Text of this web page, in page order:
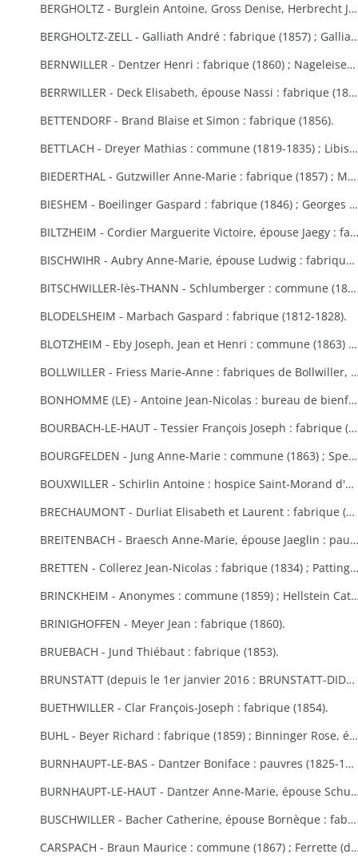
BERGHOLTZ - Burglein Antoine, Gross Denise, Herbrecht Joseph, Peter Joseph, Tresch Maurice, Zissler Xavier : commune (1844) ; Kuntz Charles : fabrique (1867) ; Ruck Michel, Schill Marie-Anne : fabrique (1866).
BERGHOLTZ-ZELL - Galliath André : fabrique (1857) ; Galliath Joseph : fabrique (1830) ; Koch Joseph : fabrique (1832) ; Meyer Madeleine : fabrique (1868) ; Reck Nicolas : commune (1861) ; Riegert Françoise, épouse Striess : fabrique (1856) ; Steyer Joseph : fabrique (1859) ; Strich Sébastien : fabrique (1839).
BERNWILLER - Dentzer Henri : fabrique (1860) ; Nageleisen Michel : fabrique (1857).
BERRWILLER - Deck Elisabeth, épouse Nassi : fabrique (1838) ; Freyburger Brigitte, épouse Neff : fabrique (1836) ; Koehl Brigitte, épouse Wintenberger : fabrique (1841) ; Nass Marie-Anne, épouse Muller : fabrique (1825) ; Schmitt Jean : fabrique (1838) ; Stocker Thibaud : fabrique (1855) ; Weinmann Thiébaut : fabriques de Berrwiller et Riedisheim (1850) ; Woehl Blaise : fabrique (1825) ; Wolffelsberger Anne-Marie et Anastase : fabrique (1840-1842) .
BETTENDORF - Brand Blaise et Simon : fabrique (1856).
BETTLACH - Dreyer Mathias : commune (1819-1835) ; Libis Anne-Marie : fabrique (1854) ; Springenfeld Jacques : commune (1819).
BIEDERTHAL - Gutzwiller Anne-Marie : fabrique (1857) ; Martin Jacques : fabrique et école (1848).
BIESHEM - Boeilinger Gaspard : fabrique (1846) ; Georges Agathe : fabrique (1852) ; Kuettler Marie-Anne, épouse Studer : fabrique (1828) ; Meglin Isidore : fabrique (1847) ; Schmitt Marie-Anne, épouse Gamp : fabrique (1841).
BILTZHEIM - Cordier Marguerite Victoire, épouse Jaegy : fabrique (1851).
BISCHWIHR - Aubry Anne-Marie, épouse Ludwig : fabrique (1854-1858) ; Broly Joseph : fabrique (1848) ; Frich Marie-Madeleine : fabrique (1852) ; Jourdain Marie-Claire, épouse Helmlinger : fabrique (1857-1860) ; Steib Mathias : commune (1852).
BITSCHWILLER-lès-THANN - Schlumberger : commune (1867).
BLODELSHEIM - Marbach Gaspard : fabrique (1812-1828).
BLOTZHEIM - Eby Joseph, Jean et Henri : commune (1863) ; Hertzog Jean Antoine : bureau de bienfaisance (1851) ; Moser Ursule : fabrique (1851) ; Rein Madeleine et Rein ?, épouse Berra : bureau de bienfaisance (1862-1867) ; Schermesser Guillaume : pauvres (1853) ; Thannberger Jean : commune (1861) ; Verger (de) Jean-Baptiste et de Noël Annette, épouse de Verger : pauvres (1853).
BOLLWILLER - Friess Marie-Anne : fabriques de Bollwiller, de Feldkirch et de Soultzmatt (1864).
BONHOMME (LE) - Antoine Jean-Nicolas : bureau de bienfaisance (1862-1865) ; Cowreau Jean-Baptiste : fabrique (1846-1857) ; Herque Marie, épouse Jeanclaude : commune (1855) ; Humbert Jean-Baptiste : fabrique (1859) ; Simon Jean-Baptiste (1846) ; Vautrinot Marie-Marguerite, épouse Sitte : pauvres (1853).
BOURBACH-LE-HAUT - Tessier François Joseph : fabrique (1853).
BOURGFELDEN - Jung Anne-Marie : commune (1863) ; Spenlihauer Christophe : commune (1869).
BOUXWILLER - Schirlin Antoine : hospice Saint-Morand d'Altkirch (1867) ; Stehlin François Joseph : fabriques de Bouxwiller et de Raedersdorf (1854).
BRECHAUMONT - Durliat Elisabeth et Laurent : fabrique (1851-1856) ; Gerber Catherine : fabrique (1860).
BREITENBACH - Braesch Anne-Marie, épouse Jaeglin : pauvres (1856) ; Wodey Martin : commune (1869).
BRETTEN - Collerez Jean-Nicolas : fabrique (1834) ; Pattingre : fabrique et pauvres (1828) ; Suisse Rémy : fabrique (1848).
BRINCKHEIM - Anonymes : commune (1859) ; Hellstein Catherine, épouse Spery, Spery Joseph : fabrique (1823) ; Stoecklin Joseph : fabrique (1828) ; Wespisser Bernard, Baumann Marie-Anne : fabrique (1820-1847).
BRINIGHOFFEN - Meyer Jean : fabrique (1860).
BRUEBACH - Jund Thiébaut : fabrique (1853).
BRUNSTATT (depuis le 1er janvier 2016 : BRUNSTATT-DIDENHEIM) - Moesch François Antoine : fabrique (1818) ; Schultz Antoine : fabrique (1856) ; Voegtlin Georges : fabrique (1862).
BUETHWILLER - Clar François-Joseph : fabrique (1854).
BUHL - Beyer Richard : fabrique (1859) ; Binninger Rose, épouse Jenny : fabrique (1823) ; Cladell Reine, Hoeblen Catherine, Keck Bernard, Marbach Joseph : fabrique (1850) ; Gilg Madeleine, épouse Beck : fabrique (1829) ; Gutschenreiter Dominique : fabrique (1853) ; Hiltenbrand Dominique : fabrique (1852) ; Kungler Dominique : fabrique (1851) ; Macbacher Joseph, Neyer Dominique, Niess Jean, Tenzinger Madeleine : fabrique (1850) ; Zeny Jean : fabrique (1848).
BURNHAUPT-LE-BAS - Dantzer Boniface : pauvres (1825-1830) ; Dantzer François Joseph : fabrique (1834).
BURNHAUPT-LE-HAUT - Dantzer Anne-Marie, épouse Schuler : fabrique (1825) ; Hirth Georges : fabrique (1853) ; Kroener Thiébaut, Schwebelin Elisabeth : fabrique (1841) ; Mackerer Louis : fabrique (1846) ; Schwebelen Catherine : pauvres (1870).
BUSCHWILLER - Bacher Catherine, épouse Bornèque : fabrique (1867-1869) ; Woog Nathan : communauté israélite (1869).
CARSPACH - Braun Maurice : commune (1867) ; Ferrette (de) Jean-Baptiste : pauvres (1832).